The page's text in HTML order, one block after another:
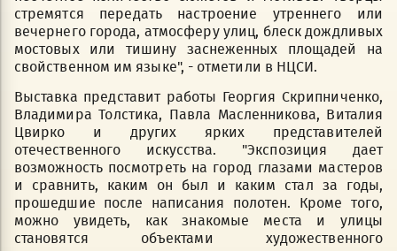
стремятся передать настроение утреннего или
вечернего города, атмосферу улиц, блеск дождливых
мостовых или тишину заснеженных площадей на
свойственном им языке", - отметили в НЦСИ.
Выставка представит работы Георгия Скрипниченко,
Владимира Толстика, Павла Масленникова, Виталия
Цвирко и других ярких представителей
отечественного искусства. "Экспозиция дает
возможность посмотреть на город глазами мастеров
и сравнить, каким он был и каким стал за годы,
прошедшие после написания полотен. Кроме того,
можно увидеть, как знакомые места и улицы
становятся объектами художественного